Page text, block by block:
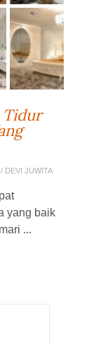
Tidur
DEVI JUWITA
yang baik
...